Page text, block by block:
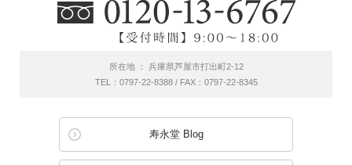
所在地 ： 兵庫県芦屋市打出町2-12
TEL：0797-22-8388 / FAX：0797-22-8345
寿永堂 Blog